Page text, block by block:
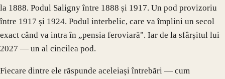
la 1888. Podul Saligny între 1888 și 1917. Un pod provizoriu
între 1917 și 1924. Podul interbelic, care va împlini un secol
exact când va intra în „pensia feroviară". Iar de la sfârșitul lui
2027 — un al cincilea pod.
Fiecare dintre ele răspunde aceleiași întrebări — cum